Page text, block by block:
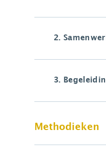
2.
3.
Methodieken